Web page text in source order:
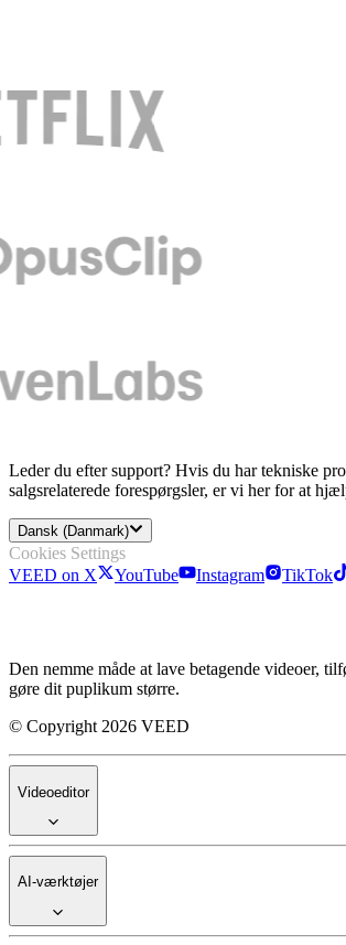
Leder du efter support? Hvis du har tekniske
salgsrelaterede forespørgsler, er vi her for at
Dansk (Danmark)
Cookies Settings
VEED on X
YouTube Instagram TikTok
Den nemme måde at lave betagende videoer,
gøre dit puplikum større.
© Copyright 2026 VEED
Videoeditor
AI-værktøjer